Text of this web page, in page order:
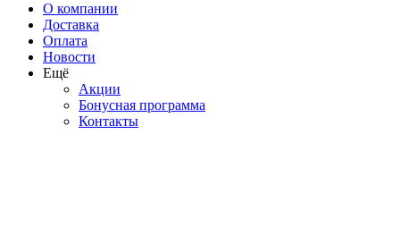
О компании
Доставка
Оплата
Новости
Ещё
Акции
Бонусная программа
Контакты